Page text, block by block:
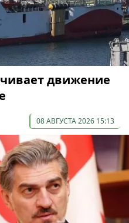
движение
08 АВГУСТА 2026 15:13